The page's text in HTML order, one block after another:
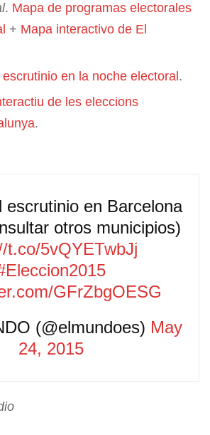
. Mapa de programas electorales
+ Mapa interactivo de El
escrutinio en la noche electoral .
de les eleccions
.
escrutinio en Barcelona
otros municipios)
t.co/5vQYETwbJj
GFrZbgOESG
(@elmundoes) May
24, 2015